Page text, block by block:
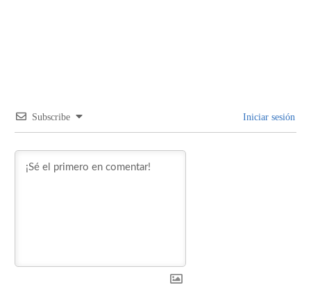
Subscribe Iniciar sesión